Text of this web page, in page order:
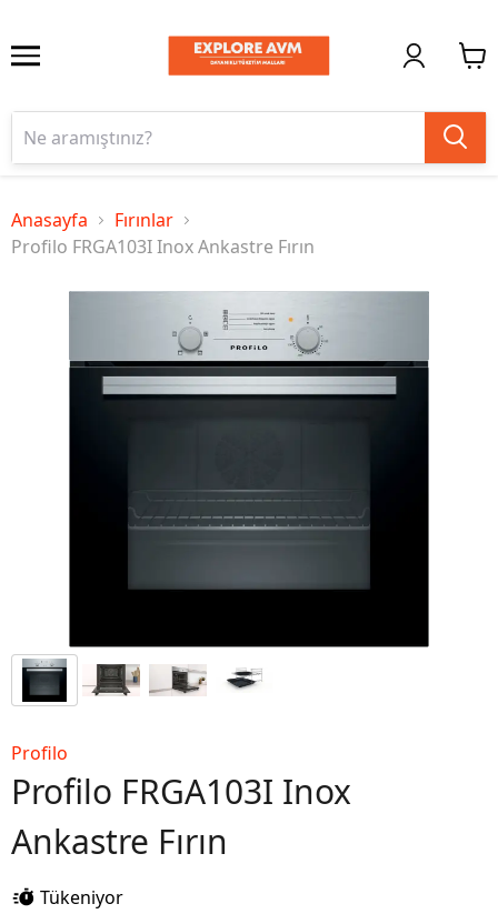
Anasayfa
Fırınlar
Profilo FRGA103I Inox Ankastre Fırın
Profilo
Profilo FRGA103I Inox
Ankastre Fırın
Tükeniyor